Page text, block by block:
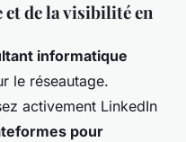
et de la visibilité en
informatique
le réseautage.
activement LinkedIn
pour